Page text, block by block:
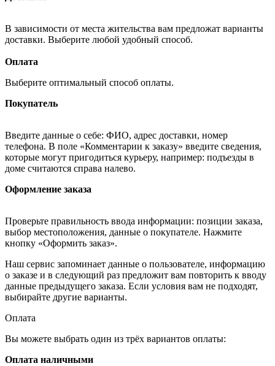
В зависимости от места жительства вам предложат варианты
доставки. Выберите любой удобный способ.
Оплата
Выберите оптимальный способ оплаты.
Покупатель
Введите данные о себе: ФИО, адрес доставки, номер
телефона. В поле «Комментарии к заказу» введите сведения,
которые могут пригодиться курьеру, например: подъезды в
доме считаются справа налево.
Оформление заказа
Проверьте правильность ввода информации: позиции заказа,
выбор местоположения, данные о покупателе. Нажмите
кнопку «Оформить заказ».
Наш сервис запоминает данные о пользователе, информацию
о заказе и в следующий раз предложит вам повторить к вводу
данные предыдущего заказа. Если условия вам не подходят,
выбирайте другие варианты.
Оплата
Вы можете выбрать один из трёх вариантов оплаты:
Оплата наличными